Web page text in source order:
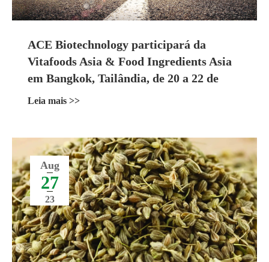
ACE Biotechnology participará da
Vitafoods Asia & Food Ingredients Asia
em Bangkok, Tailândia, de 20 a 22 de
setembro de 2023
Leia mais >>
Aug
27
23